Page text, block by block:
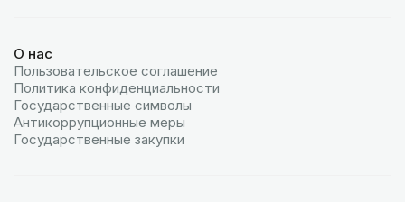
О нас
Пользовательское соглашение
Политика конфиденциальности
Государственные символы
Антикоррупционные меры
Государственные закупки